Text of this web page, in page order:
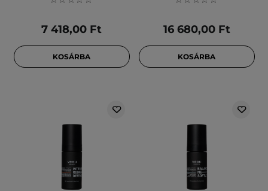
7 418,00 Ft
KOSÁRBA
16 680,00 Ft
KOSÁRBA